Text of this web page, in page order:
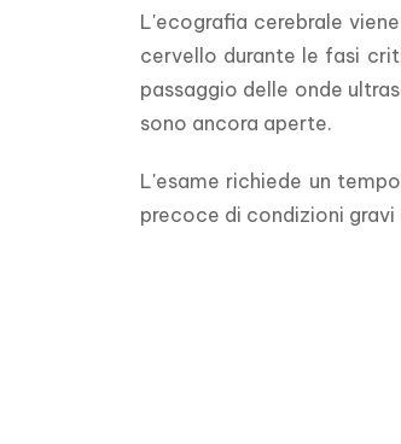
L'ecografia cerebrale
cervello durante le fasi
passaggio delle onde
sono ancora aperte.
L'esame richiede un
precoce di condizioni